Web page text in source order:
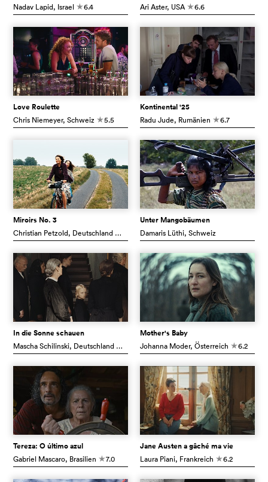
Nadav Lapid, Israel c6.4 Ari Aster, USA c6.6
Love Roulette
Chris Niemeyer, Schweiz c5.5
Kontinental '25
Radu Jude, Rumänien c6.7
Miroirs No. 3
Christian Petzold, Deutschland
Unter Mangobäumen
Damaris Lüthi, Schweiz
In die Sonne schauen
Mascha Schilinski, Deutschland
Mother's Baby
Johanna Moder, Österreich c6.2
Tereza: O último azul
Gabriel Mascaro, Brasilien c7.0
Jane Austen a gâché ma vie
Laura Piani, Frankreich c6.2